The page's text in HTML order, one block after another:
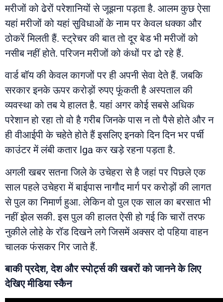
मरीजों को ढेरों परेशानियों से जूझना पड़ता है. आलम कुछ ऐसा
यहां मरीजों को यहां सुविधाओं के नाम पर केवल धक्का और
ठोकरें मिलती हैं. स्ट्रेचर की बात तो दूर बेड भी मरीजों को
नसीब नहीं होते. परिजन मरीजों को कंधों पर ढो रहे हैं.
वार्ड बॉय की केवल कागजों पर ही अपनी सेवा देते हैं. जबकि
सरकार इनके ऊपर करोड़ों रुपए फूंकती है अस्पताल की
व्यवस्था को तब ये हालत है. यहां अगर कोई सबसे अधिक
परेशान हो रहा तो वो है गरीब जिनके पास न तो पैसे होते और न
ही वीआईपी के चहेते होते हैं इसलिए इनको दिन दिन भर पर्ची
काउंटर में लंबी कतार lga कर खड़े रहना पड़ता है.
अगली खबर सतना जिले के उचेहरा से है जहां पर पिछले एक
साल पहले उचेहरा में बाईपास नागौद मार्ग पर करोड़ों की लागत
से पुल का निमार्ण हुआ. लेकिन वो पुल एक साल का बरसात भी
नहीं झेल सकी. इस पुल की हालत ऐसी हो गई कि चारों तरफ
नुकीले लोहे के रॉड दिखने लगे जिसमें अक्सर दो पहिया वाहन
चालक फंसकर गिर जाते हैं.
बाकी प्रदेश, देश और स्पोर्ट्स की खबरों को जानने के लिए
देखिए मीडिया स्कैन